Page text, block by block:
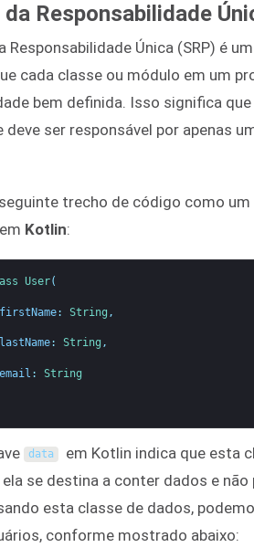
Responsabilidade
Responsabilidade Única (SRP) é
cada classe ou módulo em um
bem definida. Isso significa
deve ser responsável por apenas
trecho de código como
Kotlin:
User(
firstName: String ,
lastName: String ,
email : String
data em Kotlin indica que esta
se destina a conter dados e
esta classe de dados,
conforme mostrado abaixo: